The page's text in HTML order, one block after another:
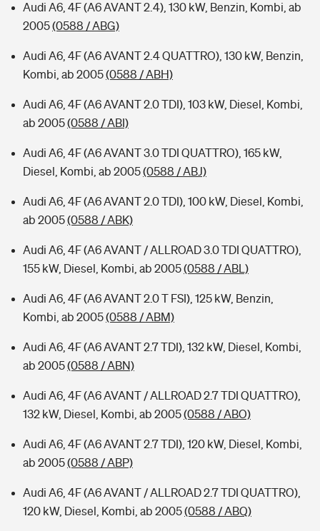
Audi A6, 4F (A6 AVANT 2.4), 130 kW, Benzin, Kombi, ab
2005(0588 / ABG)
Audi A6, 4F (A6 AVANT 2.4 QUATTRO), 130 kW, Benzin,
Kombi, ab 2005(0588 / ABH)
Audi A6, 4F (A6 AVANT 2.0 TDI), 103 kW, Diesel, Kombi,
ab 2005(0588 / ABI)
Audi A6, 4F (A6 AVANT 3.0 TDI QUATTRO), 165 kW,
Diesel, Kombi, ab 2005(0588 / ABJ)
Audi A6, 4F (A6 AVANT 2.0 TDI), 100 kW, Diesel, Kombi,
ab 2005(0588 / ABK)
Audi A6, 4F (A6 AVANT / ALLROAD 3.0 TDI QUATTRO),
155 kW, Diesel, Kombi, ab 2005(0588 / ABL)
Audi A6, 4F (A6 AVANT 2.0 T FSI), 125 kW, Benzin,
Kombi, ab 2005(0588 / ABM)
Audi A6, 4F (A6 AVANT 2.7 TDI), 132 kW, Diesel, Kombi,
ab 2005(0588 / ABN)
Audi A6, 4F (A6 AVANT / ALLROAD 2.7 TDI QUATTRO),
132 kW, Diesel, Kombi, ab 2005(0588 / ABO)
Audi A6, 4F (A6 AVANT 2.7 TDI), 120 kW, Diesel, Kombi,
ab 2005(0588 / ABP)
Audi A6, 4F (A6 AVANT / ALLROAD 2.7 TDI QUATTRO),
120 kW, Diesel, Kombi, ab 2005(0588 / ABQ)